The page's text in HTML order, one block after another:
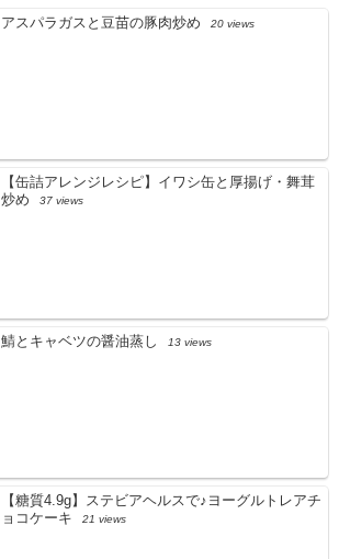
アスパラガスと豆苗の豚肉炒め 20 views
【缶詰アレンジレシピ】イワシ缶と厚揚げ・舞茸
炒め
37 views
鯖とキャベツの醤油蒸し 13 views
【糖質4.9g】ステビアヘルスで♪ヨーグルトレアチ
ョコケーキ
21 views